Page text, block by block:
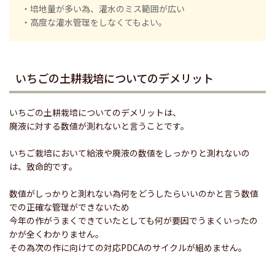
・培地量が多い為、灌水のミス範囲が広い
・高度な灌水管理をしなくてもよい。
いちごの土耕栽培についてのデメリット
いちごの土耕栽培についてのデメリットは、
廃液に対する数値が測れないと言うことです。
いちご栽培において給液や廃液の数値をしっかりと測れないの
は、致命的です。
数値がしっかりと測れない為何をどうしたらいいのかと言う数値
での正確な管理ができないため
今年の作がうまくできていたとしても何が要因でうまくいったの
かが全くわかりません。
その為次の作に向けての対応PDCAのサイクルが組めません。